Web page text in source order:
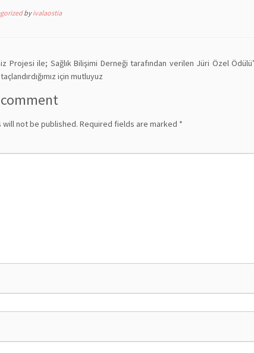
byivalaostia
Projesi ile; Sağlık Bilişimi Derneği tarafından verilen Jüri Özel
için mutluyuz
will not be published. Required fields are marked *